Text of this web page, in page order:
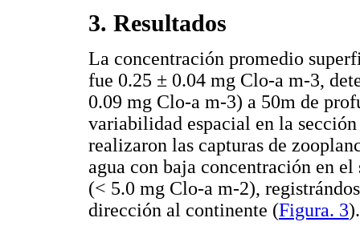
3. Resultados
La concentración promedio
fue 0.25 ± 0.04 mg Clo-a m-3,
0.09 mg Clo-a m-3) a 50m de
variabilidad espacial en la
realizaron las capturas de
agua con baja concentración en
(< 5.0 mg Clo-a m-2),
dirección al continente (Figura. 3).